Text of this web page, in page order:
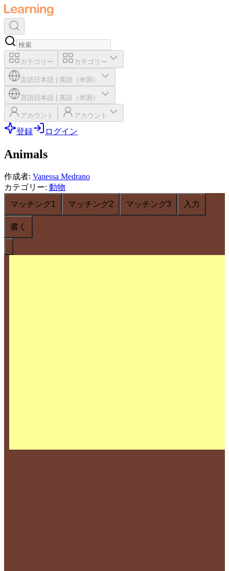
カテゴリー カテゴリー
言語 日本語 英語（米国）
言語 日本語 英語（米国）
アカウント アカウント
登録 ログイン
Animals
作成者: Vanessa Medrano
カテゴリー: 動物
マッチング1
マッチング2 マッチング3 入力
書く